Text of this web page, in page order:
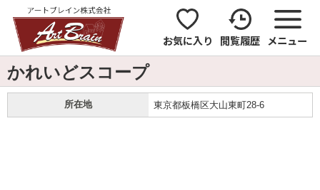
お気に入り 閲覧履歴 メニュー
かれいどスコープ
所在地 東京都板橋区大山東町28-6